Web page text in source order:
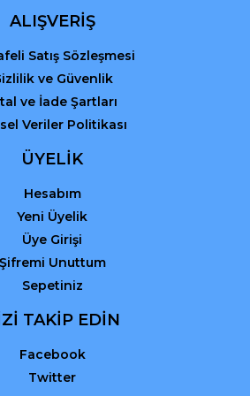
ALIŞVERİŞ
Satış Sözleşmesi
ve Güvenlik
ve İade Şartları
Veriler Politikası
ÜYELİK
Hesabım
Yeni Üyelik
Üye Girişi
Şifremi Unuttum
Sepetiniz
TAKİP EDİN
Facebook
Twitter